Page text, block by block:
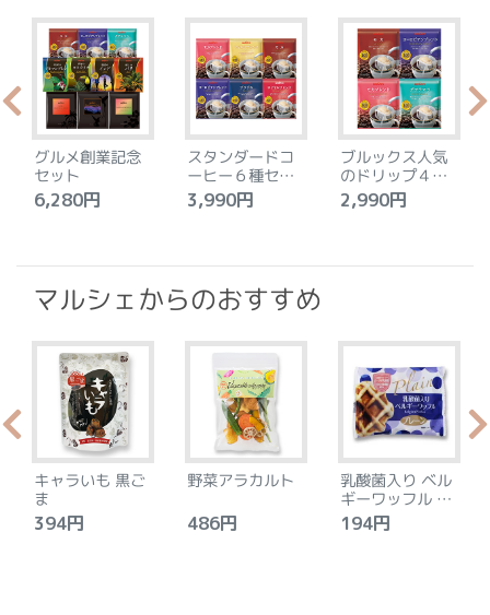
グルメ創業記念
セット
6,280円
スタンダードコ
ーヒー６種セッ
ト
3,990円
ブルックス人気
のドリップ４種
セット
2,990円
マルシェからのおすすめ
キャラいも 黒ご
ま
394円
野菜アラカルト
486円
乳酸菌入り ベル
ギーワッフル プ
レーン
194円